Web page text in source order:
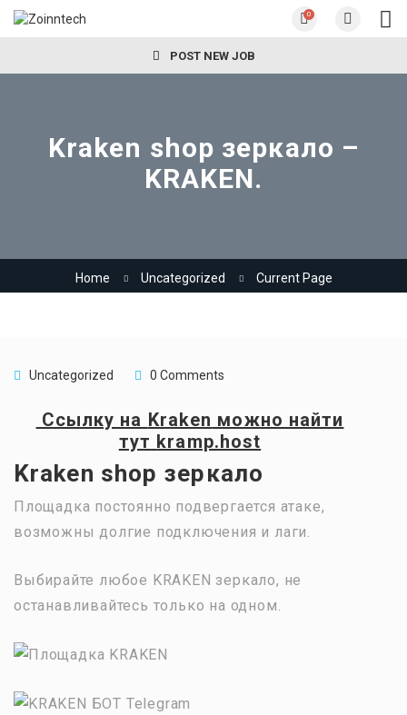
0
POST NEW JOB
Kraken shop зеркало –
KRAKEN.
Home Uncategorized Current Page
Uncategorized 0 Comments
Ссылку на Kraken можно найти
тут kramp.host
Kraken shop зеркало
Площадка постоянно подвергается атаке,
возможны долгие подключения и лаги.
Выбирайте любое KRAKEN зеркало, не
останавливайтесь только на одном.